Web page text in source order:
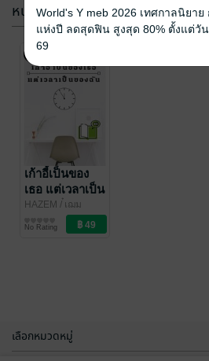
ความทรงจำ
ล้ำค่าจากวัน
วาน
เฌม วานิช/ ๋๋๋เฌม
วานิช / Jame's
Books
สาระบันเทิง
No Rating
หนังสือเสียง
เก้าอี้เป็นของ
เธอ แต่เวลาเป็น
ของฉัน (หนังสือ
HAZEM / ๋๋๋เฌม
วานิช / Jame's
Books
ความรู้ทั่วไป
No Rating
เลือกหมวดหมู่
World's Y meb 2026 เทศกาลนิยา
แห่งปี ลดสุดฟิน สูงสุด 80% ตั้งแต่วั
69